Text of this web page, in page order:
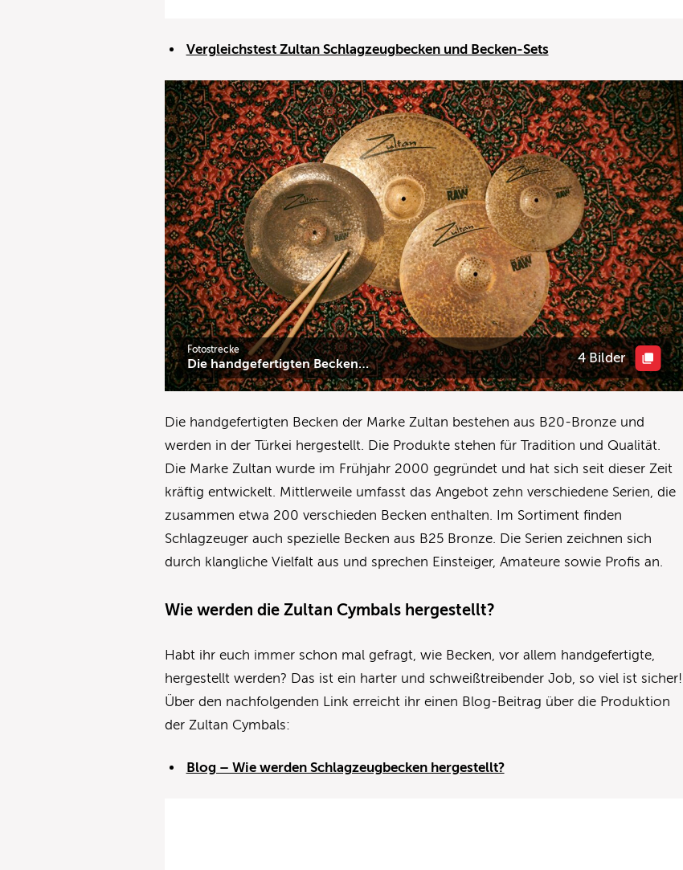
Vergleichstest Zultan Schlagzeugbecken und Becken-Sets
Fotostrecke
Die handgefertigten Becken… 4 Bilder
Die handgefertigten Becken der Marke Zultan bestehen aus B20-Bronze und
werden in der Türkei hergestellt. Die Produkte stehen für Tradition und Qualität.
Die Marke Zultan wurde im Frühjahr 2000 gegründet und hat sich seit dieser Zeit
kräftig entwickelt. Mittlerweile umfasst das Angebot zehn verschiedene Serien, die
zusammen etwa 200 verschieden Becken enthalten. Im Sortiment finden
Schlagzeuger auch spezielle Becken aus B25 Bronze. Die Serien zeichnen sich
durch klangliche Vielfalt aus und sprechen Einsteiger, Amateure sowie Profis an.
Wie werden die Zultan Cymbals hergestellt?
Habt ihr euch immer schon mal gefragt, wie Becken, vor allem handgefertigte,
hergestellt werden? Das ist ein harter und schweißtreibender Job, so viel ist sicher!
Über den nachfolgenden Link erreicht ihr einen Blog-Beitrag über die Produktion
der Zultan Cymbals:
Blog – Wie werden Schlagzeugbecken hergestellt?